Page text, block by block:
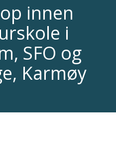
innen
i
SFO og
Karmøy